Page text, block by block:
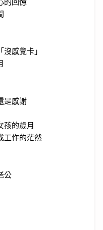
感覺卡」
是感謝
孩的歲月
工作的茫然
公